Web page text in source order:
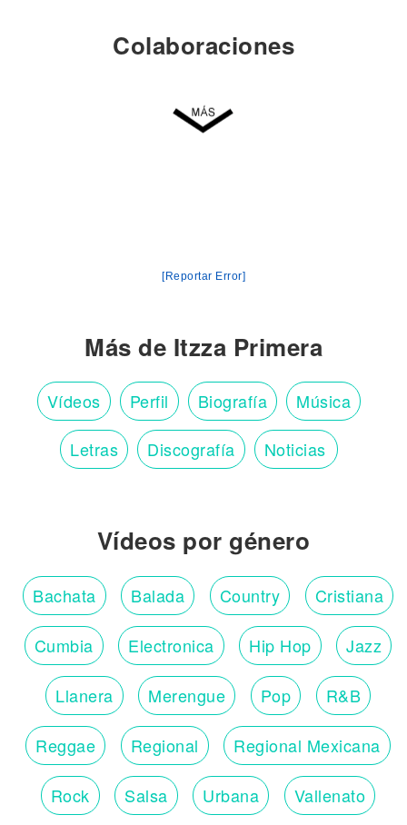
Colaboraciones
[Reportar Error]
Más de Itzza Primera
Vídeos Perfil Biografía Música
Letras Discografía Noticias
Vídeos por género
Bachata Balada Country Cristiana
Cumbia Electronica Hip Hop Jazz
Llanera Merengue Pop R&B
Reggae Regional Regional Mexicana
Rock Salsa Urbana Vallenato